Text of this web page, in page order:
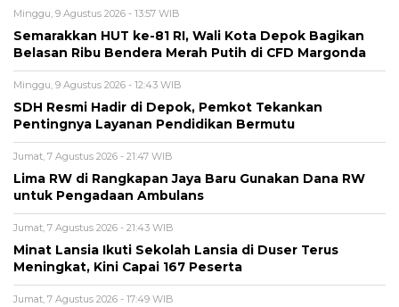
Minggu, 9 Agustus 2026 - 13:57 WIB
Semarakkan HUT ke-81 RI, Wali Kota Depok Bagikan
Belasan Ribu Bendera Merah Putih di CFD Margonda
Minggu, 9 Agustus 2026 - 12:43 WIB
SDH Resmi Hadir di Depok, Pemkot Tekankan
Pentingnya Layanan Pendidikan Bermutu
Jumat, 7 Agustus 2026 - 21:47 WIB
Lima RW di Rangkapan Jaya Baru Gunakan Dana RW
untuk Pengadaan Ambulans
Jumat, 7 Agustus 2026 - 21:43 WIB
Minat Lansia Ikuti Sekolah Lansia di Duser Terus
Meningkat, Kini Capai 167 Peserta
Jumat, 7 Agustus 2026 - 17:49 WIB